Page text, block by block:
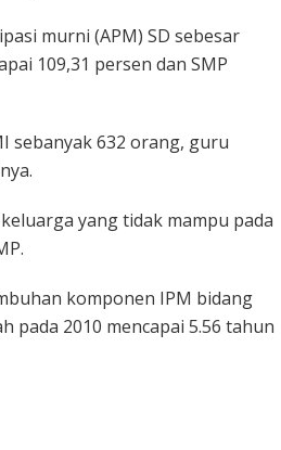
murni (APM) SD sebesar
109,31 persen dan SMP
sebanyak 632 orang, guru
yang tidak mampu pada
komponen IPM bidang
pada 2010 mencapai 5.56 tahun